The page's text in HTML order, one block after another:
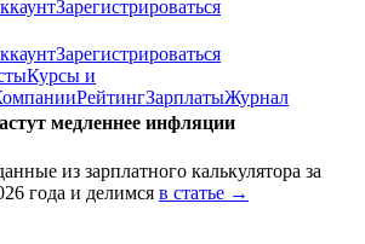
Зарегистрироваться
Зарегистрироваться
Курсы и
РейтингЗарплатыЖурнал
медленнее инфляции
из зарплатного калькулятора за
года и делимся в статье →